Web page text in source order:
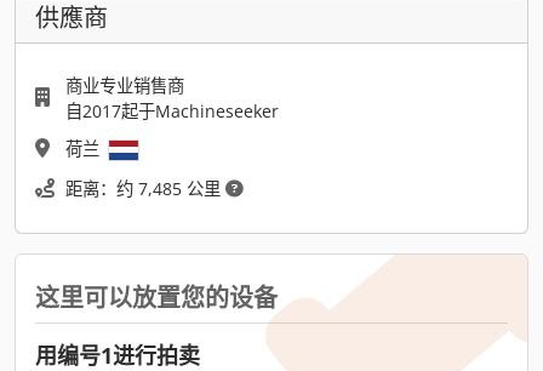
供應商
商业专业销售商
自2017起于Machineseeker
荷兰
距离：约 7,485 公里
这里可以放置您的设备
用编号1进行拍卖